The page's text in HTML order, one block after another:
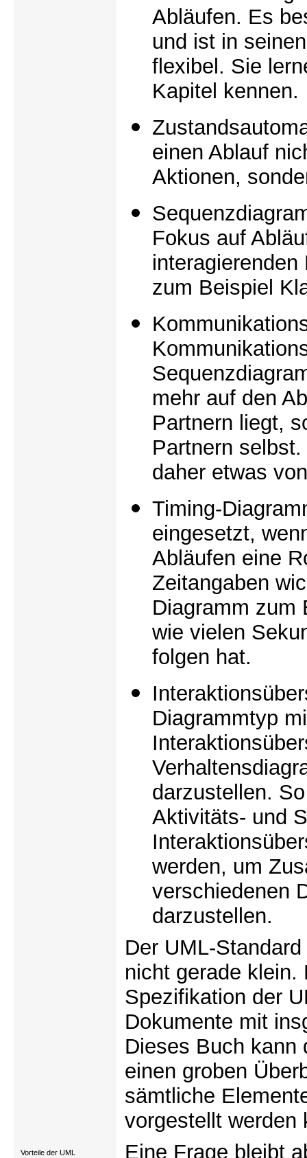
Abläufen. Es
und ist in
flexibel. Sie
Kapitel kennen.
einen Ablauf
Aktionen,
Fokus auf
zum Beispiel
mehr auf den
Partnern liegt,
Partnern
daher etwas
Timing-
eingesetzt,
Abläufen eine
Zeitangaben
Diagramm zum
wie vielen
folgen hat.
Diagrammtyp
darzustellen.
Aktivitäts- und
werden, um
verschiedenen
darzustellen.
Der UML-
nicht gerade klein.
Spezifikation der
Dokumente mit
Dieses Buch kann
einen groben
sämtliche
vorgestellt werden
Vorteile der UML Eine Frage bleibt